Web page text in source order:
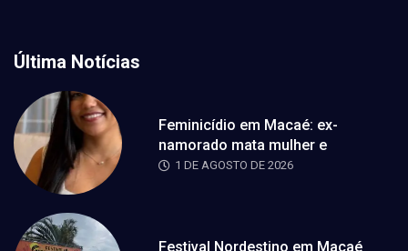
Última Notícias
Feminicídio em Macaé: ex-
namorado mata mulher e
1 DE AGOSTO DE 2026
Festival Nordestino em Macaé